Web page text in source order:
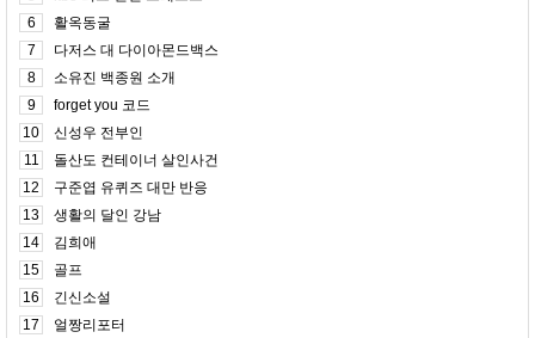
6
활옥동굴
7
다저스 대 다이아몬드백스
8
소유진 백종원 소개
9
forget you 코드
10
신성우 전부인
11
돌산도 컨테이너 살인사건
12
구준엽 유퀴즈 대만 반응
13
생활의 달인 강남
14
김희애
15
골프
16
긴신소설
17
얼짱리포터